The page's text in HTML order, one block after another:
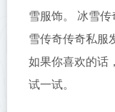
雪服饰。 冰雪
雪传奇传奇私服
如果你喜欢的话
试一试。